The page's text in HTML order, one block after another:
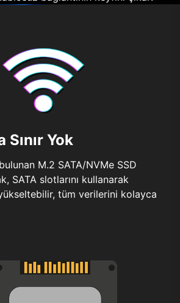
Yok
M.2 SATA/NVMe SSD
SATA slotlarını kullanarak
tüm verilerini kolayca